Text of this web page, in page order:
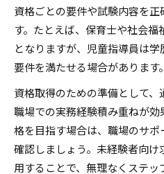
資格ごとの要件や試験内容を
す。たとえば、保育士や社会
となりますが、児童指導員は
要件を満たせる場合があります。
資格取得のための準備として、
職場での実務経験積み重ねが
格を目指す場合は、職場のサ
確認しましょう。未経験者向
用することで、無理なくステッ